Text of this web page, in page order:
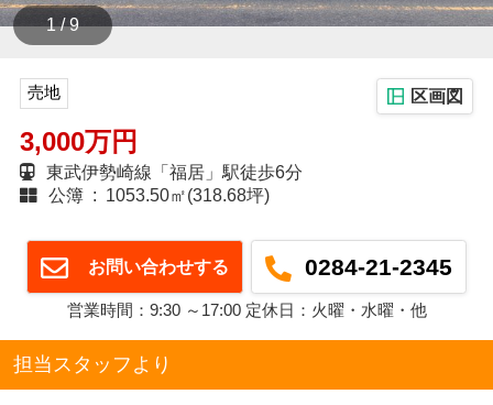
1 / 9
売地 区画図
3,000万円
東武伊勢崎線「福居」駅徒歩6分
公簿 : 1053.50㎡(318.68坪)
お問い合わせする 0284-21-2345
営業時間：9:30 ～17:00 定休日：火曜・水曜・他
担当スタッフより